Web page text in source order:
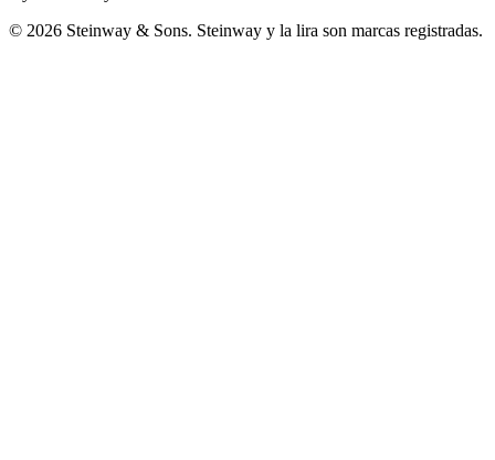
© 2026 Steinway & Sons. Steinway y la lira son marcas registradas.